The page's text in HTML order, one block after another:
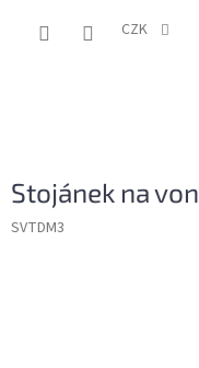
CZK
Stojánek na
SVTDM3